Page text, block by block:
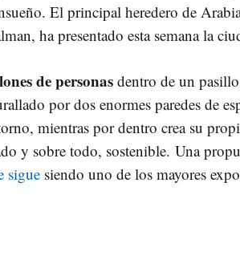
El principal heredero de
ha presentado esta semana la
de personas dentro de un
por dos enormes paredes de
mientras por dentro crea su
y sobre todo, sostenible. Una
sigue siendo uno de los mayores